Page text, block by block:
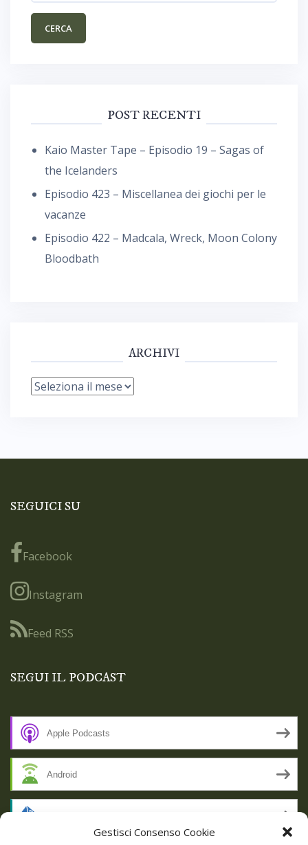
Gestisci Consenso Cookie
POST RECENTI
Kaio Master Tape – Episodio 19 – Sagas of
the Icelanders
Episodio 423 – Miscellanea dei giochi per le
vacanze
Episodio 422 – Madcala, Wreck, Moon Colony
Bloodbath
ARCHIVI
Archivi
SEGUICI SU
Facebook
Instagram
Feed RSS
SEGUI IL PODCAST
Apple Podcasts
Android